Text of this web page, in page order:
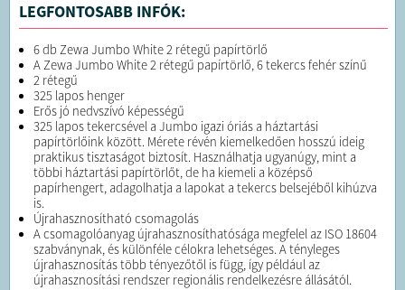
LEGFONTOSABB INFÓK:
6 db Zewa Jumbo White 2 rétegű papírtörlő
A Zewa Jumbo White 2 rétegű papírtörlő, 6 tekercs fehér színű
2 rétegű
325 lapos henger
Erős jó nedvszívó képességű
325 lapos tekercsével a Jumbo igazi óriás a háztartási
papírtörlőink között. Mérete révén kiemelkedően hosszú ideig
praktikus tisztaságot biztosít. Használhatja ugyanúgy, mint a
többi háztartási papírtörlőt, de ha kiemeli a középső
papírhengert, adagolhatja a lapokat a tekercs belsejéből kihúzva
is.
Újrahasznosítható csomagolás
A csomagolóanyag újrahasznosíthatósága megfelel az ISO 18604
szabványnak, és különféle célokra lehetséges. A tényleges
újrahasznosítás több tényezőtől is függ, így például az
újrahasznosítási rendszer regionális rendelkezésre állásától.